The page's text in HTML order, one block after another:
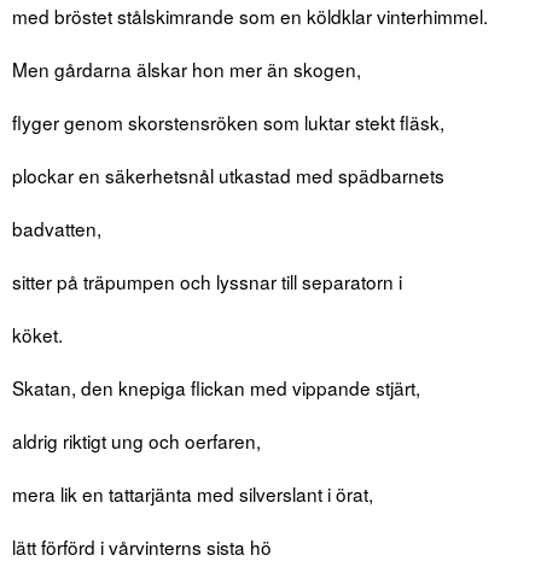
med bröstet stålskimrande som en köldklar vinterhimmel.
Men gårdarna älskar hon mer än skogen,
flyger genom skorstensröken som luktar stekt fläsk,
plockar en säkerhetsnål utkastad med spädbarnets
badvatten,
sitter på träpumpen och lyssnar till separatorn i
köket.
Skatan, den knepiga flickan med vippande stjärt,
aldrig riktigt ung och oerfaren,
mera lik en tattarjänta med silverslant i örat,
lätt förförd i vårvinterns sista hö